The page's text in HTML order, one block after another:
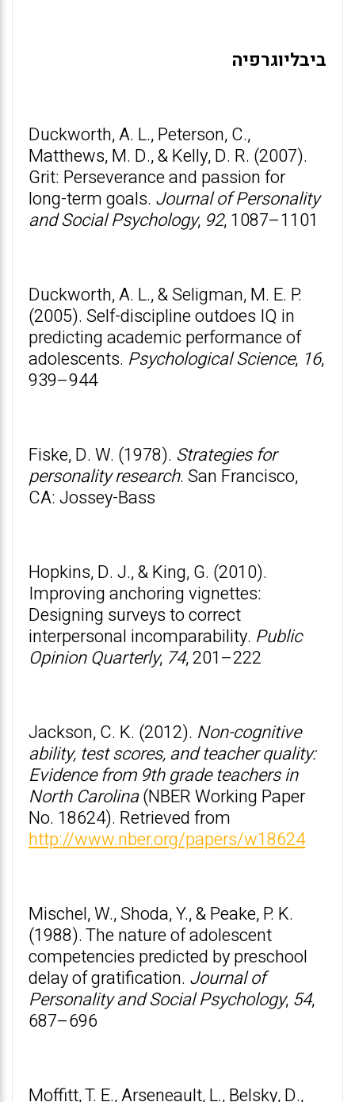
ביבליוגרפיה
Duckworth, A. L., Peterson, C.,
Matthews, M. D., & Kelly, D. R. (2007).
Grit: Perseverance and passion for
long-term goals. Journal of Personality
and Social Psychology, 92, 1087–1101
Duckworth, A. L., & Seligman, M. E. P.
(2005). Self-discipline outdoes IQ in
predicting academic performance of
adolescents. Psychological Science, 16,
939–944
Fiske, D. W. (1978). Strategies for
personality research. San Francisco,
CA: Jossey-Bass
Hopkins, D. J., & King, G. (2010).
Improving anchoring vignettes:
Designing surveys to correct
interpersonal incomparability. Public
Opinion Quarterly, 74, 201–222
Jackson, C. K. (2012). Non-cognitive
ability, test scores, and teacher quality:
Evidence from 9th grade teachers in
North Carolina(NBER Working Paper
No. 18624). Retrieved from
http://www.nber.org/papers/w18624
Mischel, W., Shoda, Y., & Peake, P. K.
(1988). The nature of adolescent
competencies predicted by preschool
delay of gratification. Journal of
Personality and Social Psychology, 54,
687–696
Moffitt, T. E., Arseneault, L., Belsky, D.,